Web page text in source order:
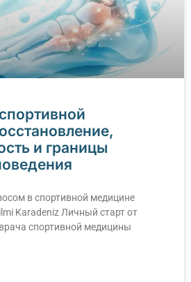
и границы
в спортивной медицине
Karadeniz Личный старт от
спортивной медицины